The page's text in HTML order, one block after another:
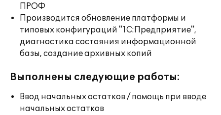
ПРОФ
Производится обновление платформы и
типовых конфигураций "1С:Предприятие",
диагностика состояния информационной
базы, создание архивных копий
Выполнены следующие работы:
Ввод начальных остатков / помощь при вводе
начальных остатков